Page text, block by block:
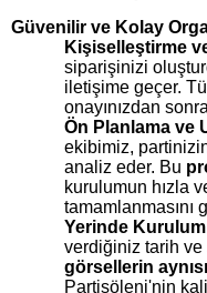
Güvenilir ve Kolay
Kişiselleştirme
siparişinizi
iletişime geçer.
onayınızdan
Ön Planlama ve
ekibimiz,
analiz eder. Bu
kurulumun hızla
tamamlanmasını
Yerinde
verdiğiniz tarih
görsellerin
Partişöleni'nin